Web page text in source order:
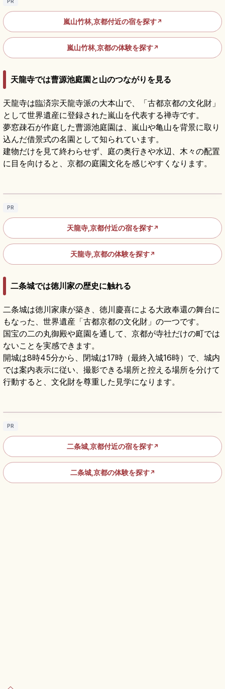
嵐山竹林,京都付近の宿を探す↗
嵐山竹林,京都の体験を探す↗
天龍寺では曹源池庭園と山のつながりを見る
天龍寺は臨済宗天龍寺派の大本山で、「古都京都の文化財」
として世界遺産に登録された嵐山を代表する禅寺です。
夢窓疎石が作庭した曹源池庭園は、嵐山や亀山を背景に取り
込んだ借景式の名園として知られています。
建物だけを見て終わらせず、庭の奥行きや水辺、木々の配置
に目を向けると、京都の庭園文化を感じやすくなります。
天龍寺の見どころ｜曹源池庭園と雲龍図をめ
PR
天龍寺,京都付近の宿を探す↗
天龍寺,京都の体験を探す↗
二条城では徳川家の歴史に触れる
二条城は徳川家康が築き、徳川慶喜による大政奉還の舞台に
もなった、世界遺産「古都京都の文化財」の一つです。
国宝の二の丸御殿や庭園を通して、京都が寺社だけの町では
ないことを実感できます。
開城は8時45分から、閉城は17時（最終入城16時）で、城内
では案内表示に従い、撮影できる場所と控える場所を分けて
行動すると、文化財を尊重した見学になります。
二条城の見どころ｜二の丸御殿・鶯張り・大
PR
二条城,京都付近の宿を探す↗
二条城,京都の体験を探す↗